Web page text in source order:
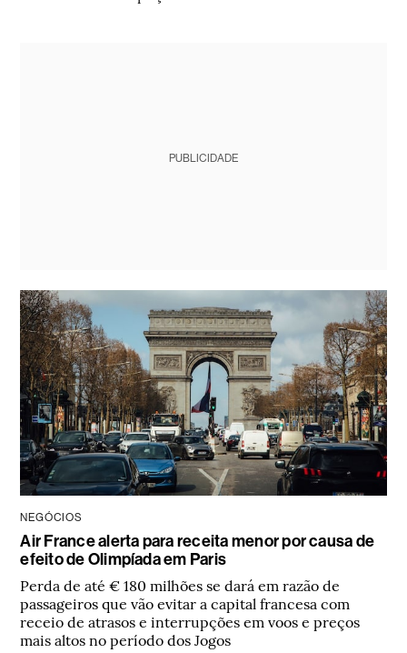
PUBLICIDADE
NEGÓCIOS
Air France alerta para receita menor por causa de
efeito de Olimpíada em Paris
Perda de até € 180 milhões se dará em razão de
passageiros que vão evitar a capital francesa com
receio de atrasos e interrupções em voos e preços
mais altos no período dos Jogos